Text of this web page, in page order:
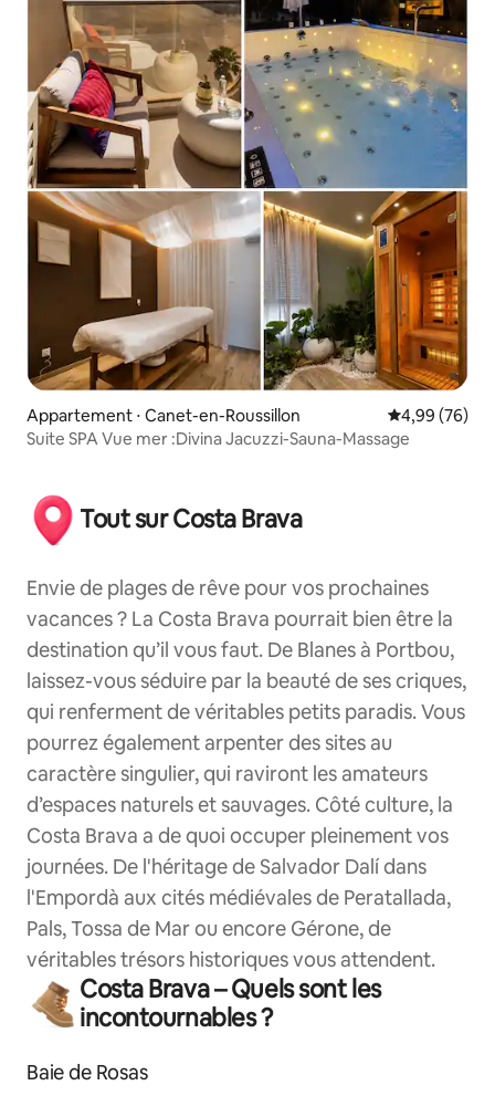
Appartement ⋅ Canet-en-Roussillon Évaluation
4,99 (76)
Suite SPA Vue mer :Divina Jacuzzi-Sauna-Massage
Tout sur Costa Brava
Envie de plages de rêve pour vos prochaines
vacances ? La Costa Brava pourrait bien être la
destination qu’il vous faut. De Blanes à Portbou,
laissez-vous séduire par la beauté de ses criques,
qui renferment de véritables petits paradis. Vous
pourrez également arpenter des sites au
caractère singulier, qui raviront les amateurs
d’espaces naturels et sauvages. Côté culture, la
Costa Brava a de quoi occuper pleinement vos
journées. De l'héritage de Salvador Dalí dans
l'Empordà aux cités médiévales de Peratallada,
Pals, Tossa de Mar ou encore Gérone, de
véritables trésors historiques vous attendent.
Costa Brava – Quels sont les
incontournables ?
Baie de Rosas